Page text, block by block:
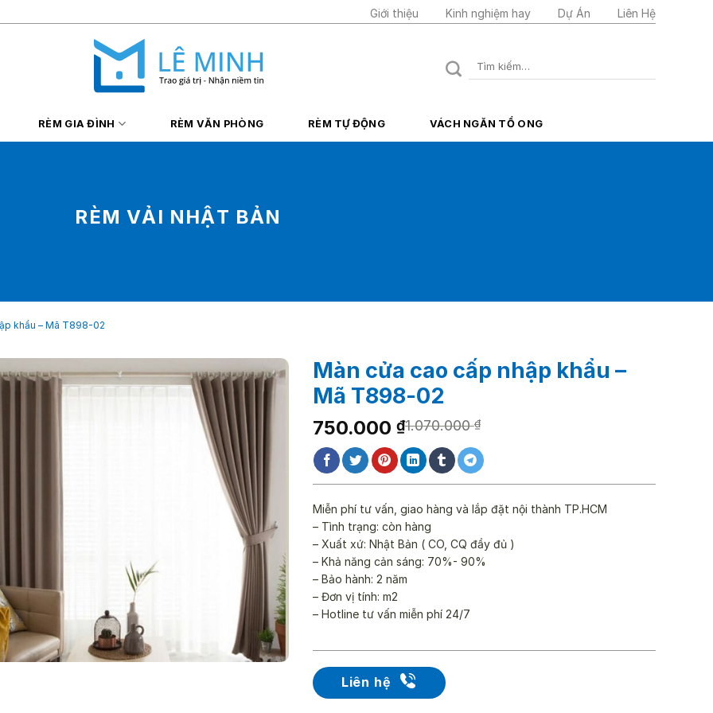
Giới thiệu Kinh nghiệm hay Dự Án Liên Hệ
Tìm
RÈM GIA ĐÌNH RÈM VĂN PHÒNG RÈM TỰ ĐỘNG VÁCH NGĂN TỔ ONG
RÈM VẢI NHẬT BẢN
khẩu – Mã T898-02
Màn cửa cao cấp nhập khẩu –
Mã T898-02
1.070.000₫
Giá
gốc
là:
1.070.000 ₫.
750.000 ₫
Giá
hiện
tại
là:
750.000 ₫.
Liên hệ
Miễn phí tư vấn, giao hàng và lắp đặt nội thành TP.HCM
– Tình trạng: còn hàng
– Xuất xứ: Nhật Bản ( CO, CQ đầy đủ )
– Khả năng cản sáng: 70%- 90%
– Bảo hành: 2 năm
– Đơn vị tính: m2
– Hotline tư vấn miễn phí 24/7